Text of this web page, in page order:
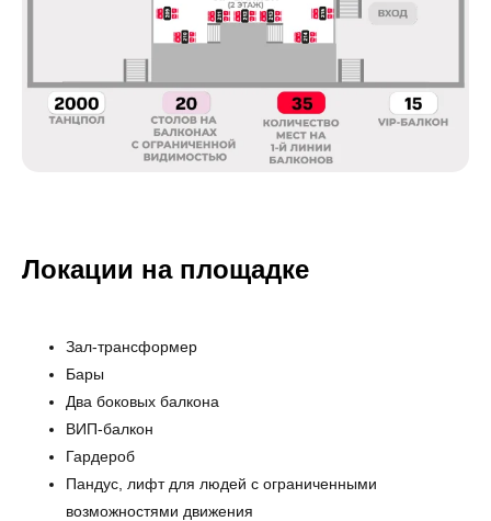
Локации на площадке
Зал-трансформер
Бары
Два боковых балкона
ВИП-балкон
Гардероб
Пандус, лифт для людей с ограниченными
возможностями движения